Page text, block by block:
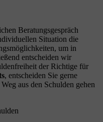
Beratungsgespräch
Situation die
um in
entscheiden wir
der Richtige für
, entscheiden Sie gerne
aus den Schulden gehen